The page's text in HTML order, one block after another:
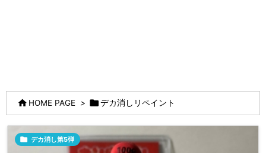
 HOME PAGE > デカ消しリペイント
 デカ消し第5弾